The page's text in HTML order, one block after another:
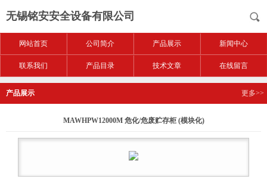
无锡铭安安全设备有限公司
网站首页 公司简介 产品展示 新闻中心
联系我们 产品目录 技术文章 在线留言
产品展示 更多>>
MAWHPW12000M 危化/危废贮存柜 (模块化)